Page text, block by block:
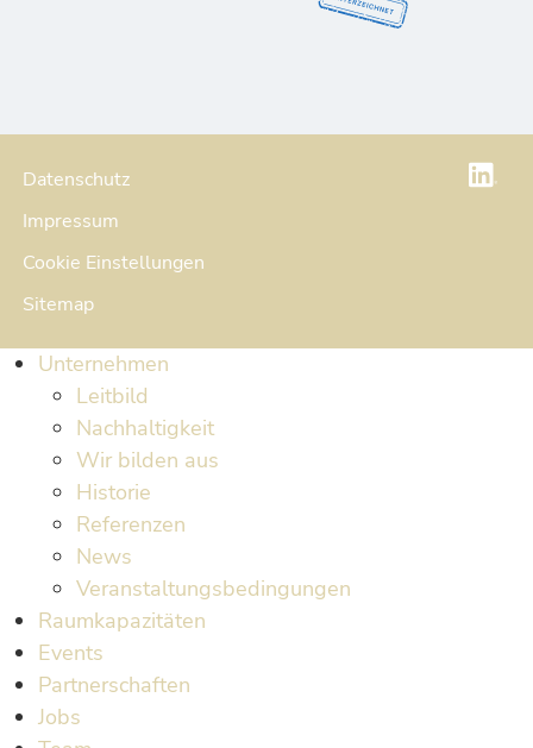
Datenschutz
Impressum
Cookie Einstellungen
Sitemap
Unternehmen
Leitbild
Nachhaltigkeit
Wir bilden aus
Historie
Referenzen
News
Veranstaltungsbedingungen
Raumkapazitäten
Events
Partnerschaften
Jobs